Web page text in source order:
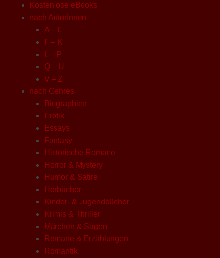
Kostenlose eBooks
nach AutorInnen
A – E
F – K
L – P
Q – U
V – Z
nach Genres
Biographien
Erotik
Essays
Fantasy
Historische Romane
Horror & Mystery
Humor & Satire
Hörbücher
Kinder- & Jugendbücher
Krimis & Thriller
Märchen & Sagen
Romane & Erzählungen
Romantik